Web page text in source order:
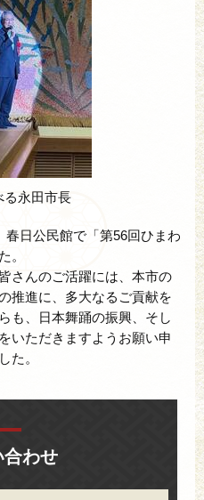
る永田市長
日公民館で「第56回ひまわ
。
さんのご活躍には、本市の
推進に、多大なるご貢献を
も、日本舞踊の振興、そし
いただきますようお願い申
た。
合わせ